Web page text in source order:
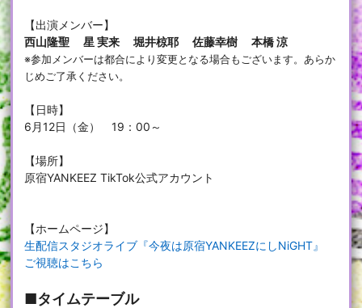
【出演メンバー】
西山隆聖 星 実来 堀井椋耶 佐藤幸樹 本橋 涼
※参加メンバーは都合により変更となる場合もございます。あらか
じめご了承ください。
【日時】
6月12日（金） 19：00～
【場所】
原宿YANKEEZ TikTok公式アカウント
【ホームページ】
生配信スタジオライブ『今夜は原宿YANKEEZにしNiGHT』
ご視聴はこちら
■タイムテーブル